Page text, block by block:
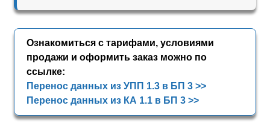
Ознакомиться с тарифами, условиями
продажи и оформить заказ можно по
ссылке:
Перенос данных из УПП 1.3 в БП 3 >>
Перенос данных из КА 1.1 в БП 3 >>